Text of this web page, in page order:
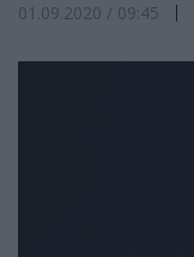
01.09.2020 / 09:45